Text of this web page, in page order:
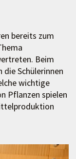
bereits zum
Beim
die Schülerinnen
wichtige
Pflanzen spielen